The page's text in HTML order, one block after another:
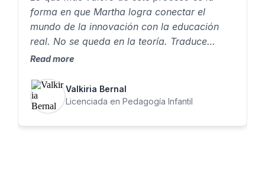
forma en que Martha logra conectar el
mundo de la innovación con la educación
real. No se queda en la teoría. Traduce
herramientas complejas en algo que como
propio. Eso me permitió pasar de entender
conceptos…a crear experiencias educativas
con intención.
Read more
Valkiria Bernal
Licenciada en Pedagogía Infantil